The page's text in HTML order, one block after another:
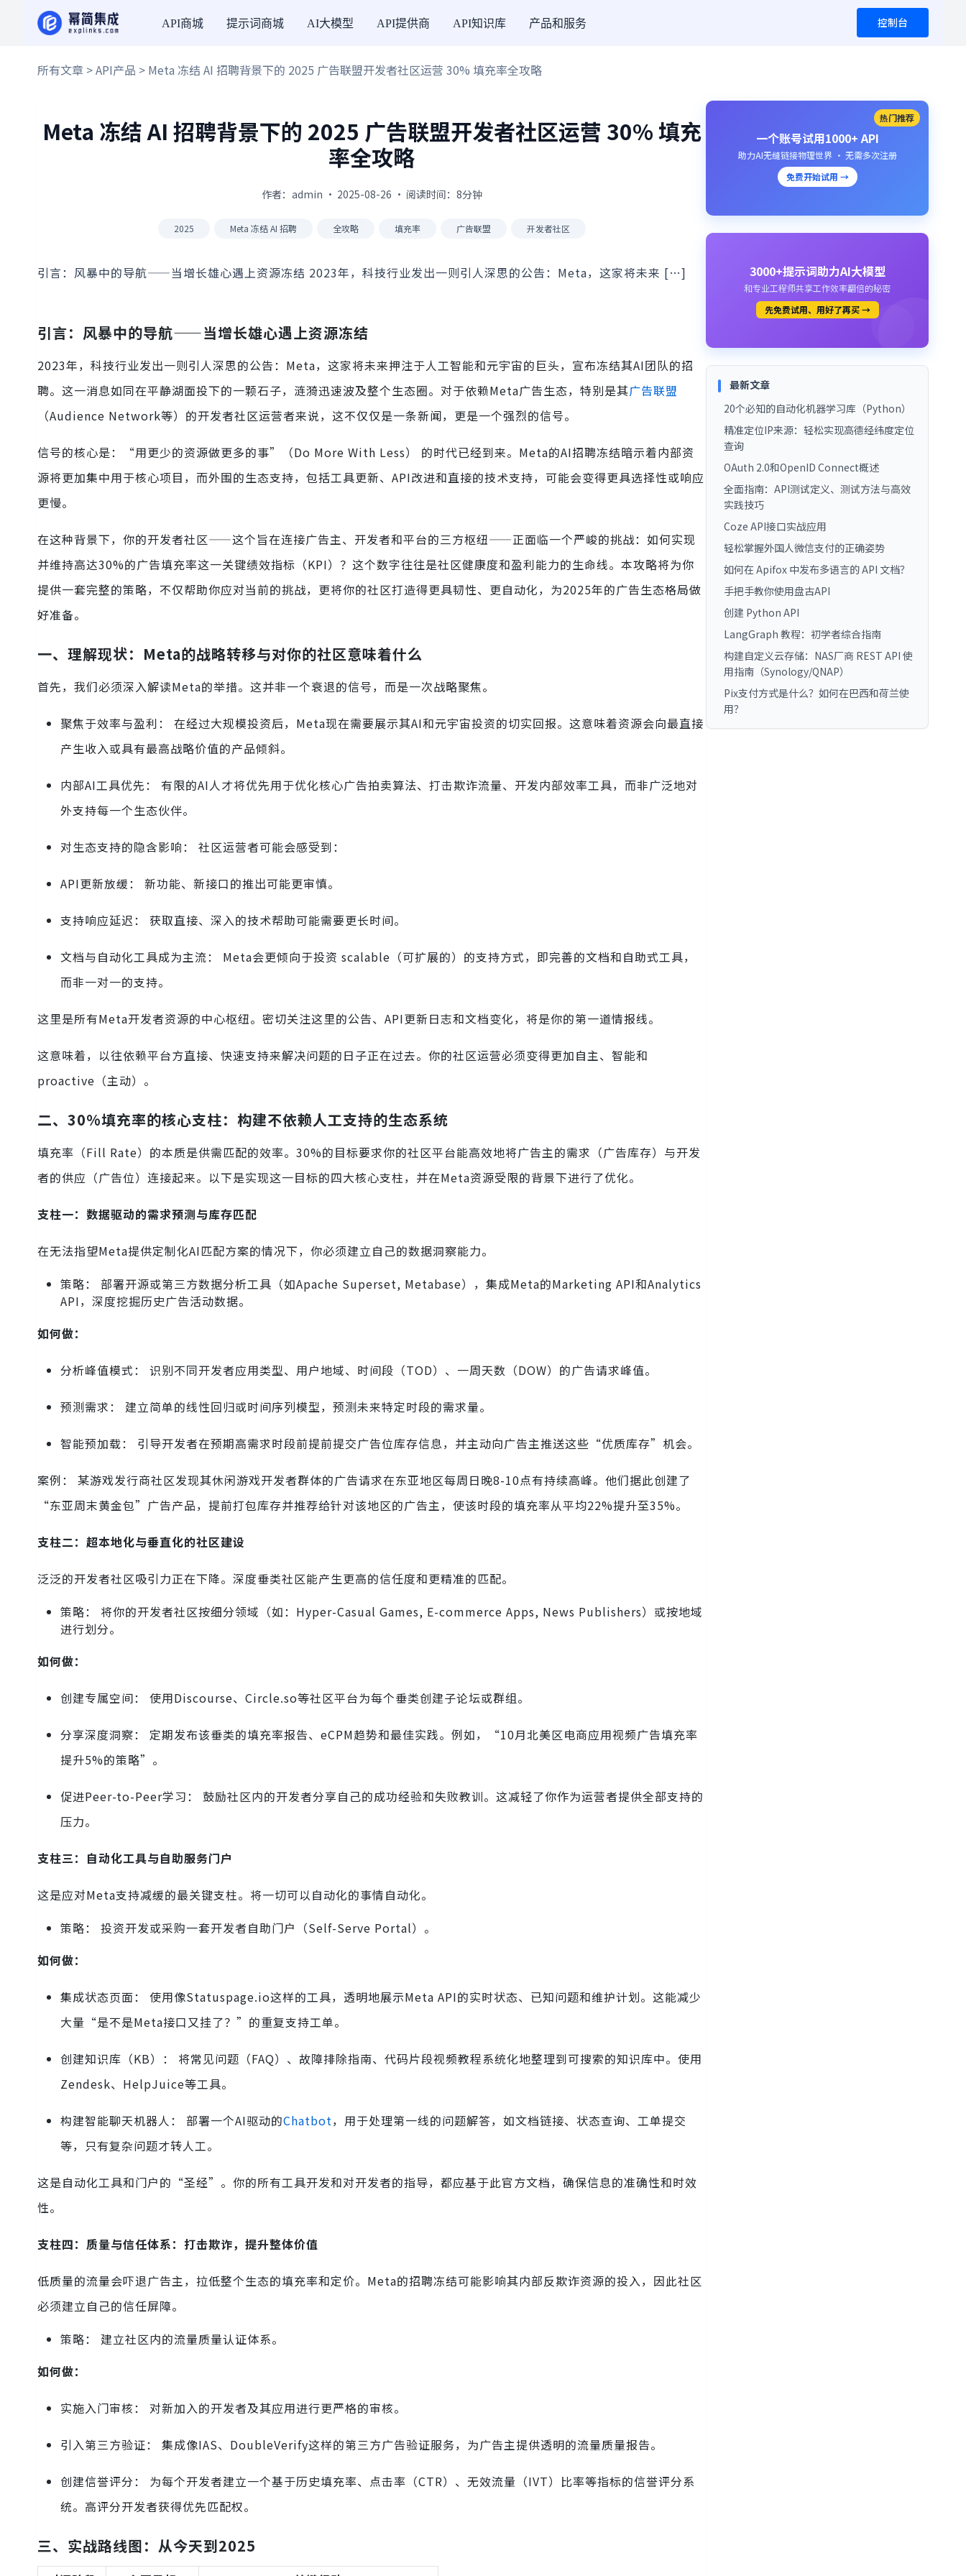
API商城 提示词商城 AI大模型 API提供商 API知识库 产品和服务 控制台
所有文章 >API产品 > Meta 冻结 AI 招聘背景下的 2025 广告联盟开发者社区运营 30% 填充率全攻略
Meta 冻结 AI 招聘背景下的 2025 广告联盟开发者社区运营 30% 填充
率全攻略
作者：admin · 2025-08-26 · 阅读时间：8分钟
2025 Meta 冻结 AI 招聘 全攻略 填充率 广告联盟 开发者社区
引言：风暴中的导航——当增长雄心遇上资源冻结 2023年，科技行业发出一则引人深思的公告：Meta，这家将未来 […]
引言：风暴中的导航——当增长雄心遇上资源冻结
2023年，科技行业发出一则引人深思的公告：Meta，这家将未来押注于人工智能和元宇宙的巨头，宣布冻结其AI团队的招
聘。这一消息如同在平静湖面投下的一颗石子，涟漪迅速波及整个生态圈。对于依赖Meta广告生态，特别是其广告联盟
（Audience Network等）的开发者社区运营者来说，这不仅仅是一条新闻，更是一个强烈的信号。
信号的核心是：“用更少的资源做更多的事”（Do More With Less） 的时代已经到来。Meta的AI招聘冻结暗示着内部资
源将更加集中用于核心项目，而外围的生态支持，包括工具更新、API改进和直接的技术支持，可能会变得更具选择性或响应
更慢。
在这种背景下，你的开发者社区——这个旨在连接广告主、开发者和平台的三方枢纽——正面临一个严峻的挑战：如何实现
并维持高达30%的广告填充率这一关键绩效指标（KPI）？这个数字往往是社区健康度和盈利能力的生命线。本攻略将为你
提供一套完整的策略，不仅帮助你应对当前的挑战，更将你的社区打造得更具韧性、更自动化，为2025年的广告生态格局做
好准备。
一、理解现状：Meta的战略转移与对你的社区意味着什么
首先，我们必须深入解读Meta的举措。这并非一个衰退的信号，而是一次战略聚焦。
聚焦于效率与盈利： 在经过大规模投资后，Meta现在需要展示其AI和元宇宙投资的切实回报。这意味着资源会向最直接
产生收入或具有最高战略价值的产品倾斜。
内部AI工具优先： 有限的AI人才将优先用于优化核心广告拍卖算法、打击欺诈流量、开发内部效率工具，而非广泛地对
外支持每一个生态伙伴。
对生态支持的隐含影响： 社区运营者可能会感受到：
API更新放缓： 新功能、新接口的推出可能更审慎。
支持响应延迟： 获取直接、深入的技术帮助可能需要更长时间。
文档与自动化工具成为主流： Meta会更倾向于投资 scalable（可扩展的）的支持方式，即完善的文档和自助式工具，
而非一对一的支持。
这里是所有Meta开发者资源的中心枢纽。密切关注这里的公告、API更新日志和文档变化，将是你的第一道情报线。
这意味着，以往依赖平台方直接、快速支持来解决问题的日子正在过去。你的社区运营必须变得更加自主、智能和
proactive（主动）。
二、30%填充率的核心支柱：构建不依赖人工支持的生态系统
填充率（Fill Rate）的本质是供需匹配的效率。30%的目标要求你的社区平台能高效地将广告主的需求（广告库存）与开发
者的供应（广告位）连接起来。以下是实现这一目标的四大核心支柱，并在Meta资源受限的背景下进行了优化。
支柱一：数据驱动的需求预测与库存匹配
在无法指望Meta提供定制化AI匹配方案的情况下，你必须建立自己的数据洞察能力。
策略： 部署开源或第三方数据分析工具（如Apache Superset, Metabase），集成Meta的Marketing API和Analytics
API，深度挖掘历史广告活动数据。
如何做：
分析峰值模式： 识别不同开发者应用类型、用户地域、时间段（TOD）、一周天数（DOW）的广告请求峰值。
预测需求： 建立简单的线性回归或时间序列模型，预测未来特定时段的需求量。
智能预加载： 引导开发者在预期高需求时段前提前提交广告位库存信息，并主动向广告主推送这些“优质库存”机会。
案例： 某游戏发行商社区发现其休闲游戏开发者群体的广告请求在东亚地区每周日晚8-10点有持续高峰。他们据此创建了
“东亚周末黄金包”广告产品，提前打包库存并推荐给针对该地区的广告主，使该时段的填充率从平均22%提升至35%。
支柱二：超本地化与垂直化的社区建设
泛泛的开发者社区吸引力正在下降。深度垂类社区能产生更高的信任度和更精准的匹配。
策略： 将你的开发者社区按细分领域（如：Hyper-Casual Games, E-commerce Apps, News Publishers）或按地域
进行划分。
如何做：
创建专属空间： 使用Discourse、Circle.so等社区平台为每个垂类创建子论坛或群组。
分享深度洞察： 定期发布该垂类的填充率报告、eCPM趋势和最佳实践。例如，“10月北美区电商应用视频广告填充率
提升5%的策略”。
促进Peer-to-Peer学习： 鼓励社区内的开发者分享自己的成功经验和失败教训。这减轻了你作为运营者提供全部支持的
压力。
支柱三：自动化工具与自助服务门户
这是应对Meta支持减缓的最关键支柱。将一切可以自动化的事情自动化。
策略： 投资开发或采购一套开发者自助门户（Self-Serve Portal）。
如何做：
集成状态页面： 使用像Statuspage.io这样的工具，透明地展示Meta API的实时状态、已知问题和维护计划。这能减少
大量“是不是Meta接口又挂了？”的重复支持工单。
创建知识库（KB）： 将常见问题（FAQ）、故障排除指南、代码片段视频教程系统化地整理到可搜索的知识库中。使用
Zendesk、HelpJuice等工具。
构建智能聊天机器人： 部署一个AI驱动的Chatbot，用于处理第一线的问题解答，如文档链接、状态查询、工单提交
等，只有复杂问题才转人工。
这是自动化工具和门户的“圣经”。你的所有工具开发和对开发者的指导，都应基于此官方文档，确保信息的准确性和时效
性。
支柱四：质量与信任体系：打击欺诈，提升整体价值
低质量的流量会吓退广告主，拉低整个生态的填充率和定价。Meta的招聘冻结可能影响其内部反欺诈资源的投入，因此社区
必须建立自己的信任屏障。
策略： 建立社区内的流量质量认证体系。
如何做：
实施入门审核： 对新加入的开发者及其应用进行更严格的审核。
引入第三方验证： 集成像IAS、DoubleVerify这样的第三方广告验证服务，为广告主提供透明的流量质量报告。
创建信誉评分： 为每个开发者建立一个基于历史填充率、点击率（CTR）、无效流量（IVT）比率等指标的信誉评分系
统。高评分开发者获得优先匹配权。
三、实战路线图：从今天到2025
热门推荐
一个账号试用1000+ API
助力AI无缝链接物理世界 · 无需多次注册
免费开始试用 →
3000+提示词助力AI大模型
和专业工程师共享工作效率翻倍的秘密
先免费试用、用好了再买 →
最新文章
20个必知的自动化机器学习库（Python）
精准定位IP来源：轻松实现高德经纬度定位
查询
OAuth 2.0和OpenID Connect概述
全面指南：API测试定义、测试方法与高效
实践技巧
Coze API接口实战应用
轻松掌握外国人微信支付的正确姿势
如何在 Apifox 中发布多语言的 API 文档？
手把手教你使用盘古API
创建 Python API
LangGraph 教程：初学者综合指南
构建自定义云存储：NAS厂商 REST API 使
用指南（Synology/QNAP）
Pix支付方式是什么？如何在巴西和荷兰使
用？